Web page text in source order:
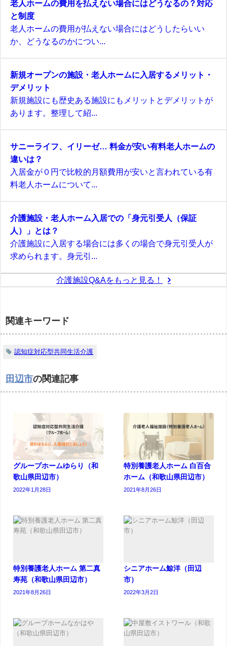
老人ホームの費用を払えない場合にはどうなるの？対応
と制度
老人ホームの費用が払えない場合にはどうしたらいい
か、どうなるのかについ...
新規オープンの施設・老人ホームに入居するメリット・
デメリット
新規施設にも歴史ある施設にもメリットとデメリットが
あります。整理して紹...
サニーライフ、イリーゼ… 料金が安い有料老人ホームの
違いは？
入居金が０円で比較的月額費用が安いと言われている有
料老人ホームについて...
介護施設・老人ホーム入居での「身元引受人（保証
人）」とは？
介護施設に入居する場合には多くの場合で身元引受人が
求められます。身元引...
介護施設Q&Aをもっと見る！
関連キーワード
認知症対応型共同生活介護
田辺市の関連記事
グループホームゆらり（和
歌山県田辺市）
2022年1月28日
特別養護老人ホーム 白百合
ホーム（和歌山県田辺市）
2021年8月26日
特別養護老人ホーム 第二真
寿苑（和歌山県田辺市）
2021年8月26日
シニアホーム鯨洋（田辺
市）
2022年3月2日